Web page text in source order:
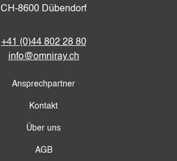
CH-8600 Dübendorf
+41 (0)44 802 28 80
info@omniray.ch
Ansprechpartner
Kontakt
Über uns
AGB